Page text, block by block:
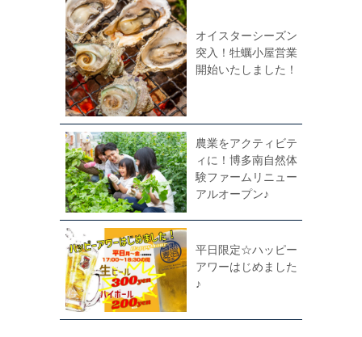
オイスターシーズン
突入！牡蠣小屋営業
開始いたしました！
農業をアクティビテ
ィに！博多南自然体
験ファームリニュー
アルオープン♪
平日限定☆ハッピー
アワーはじめました
♪